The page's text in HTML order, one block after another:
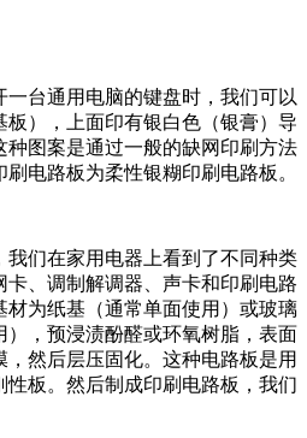
台通用电脑的键盘时，我们可以
），上面印有银白色（银膏）导
种图案是通过一般的缺网印刷方法
电路板为柔性银糊印刷电路板。
们在家用电器上看到了不同种类
、调制解调器、声卡和印刷电路
为纸基（通常单面使用）或玻璃
，预浸渍酚醛或环氧树脂，表面
然后层压固化。这种电路板是用
板。然后制成印刷电路板，我们